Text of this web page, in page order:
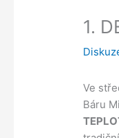
1.
Ve
Báru